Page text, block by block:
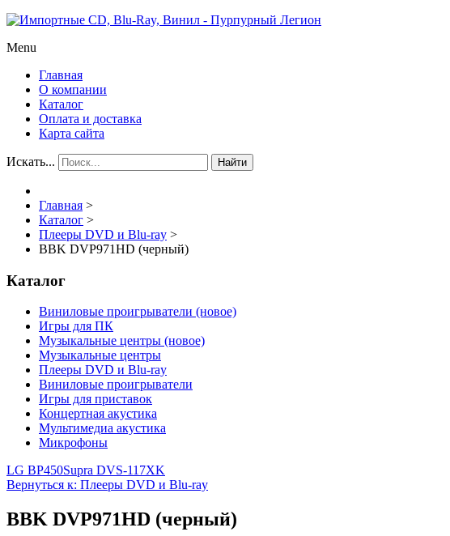
Menu
Главная
О компании
Каталог
Оплата и доставка
Карта сайта
Искать... Найти
Главная >
Каталог >
Плееры DVD и Blu-ray >
BBK DVP971HD (черный)
Каталог
Виниловые проигрыватели (новое)
Игры для ПК
Музыкальные центры (новое)
Музыкальные центры
Плееры DVD и Blu-ray
Виниловые проигрыватели
Игры для приставок
Концертная акустика
Мультимедиа акустика
Микрофоны
LG BP450Supra DVS-117XK
Вернуться к: Плееры DVD и Blu-ray
BBK DVP971HD (черный)